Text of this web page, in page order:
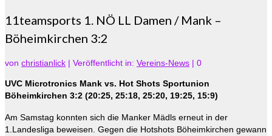
11teamsports 1. NÖ LL Damen / Mank –
Böheimkirchen 3:2
von christianlick | Veröffentlicht in: Vereins-News | 0
UVC Microtronics Mank vs. Hot Shots Sportunion
Böheimkirchen 3:2 (20:25, 25:18, 25:20, 19:25, 15:9)
Am Samstag konnten sich die Manker Mädls erneut in der
1.Landesliga beweisen. Gegen die Hotshots Böheimkirchen gewann